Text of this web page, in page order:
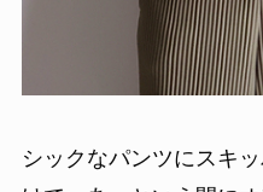
シックなパンツにスキ